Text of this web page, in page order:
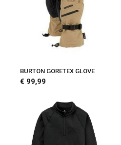
BURTON GORETEX GLOVE
€ 99,99